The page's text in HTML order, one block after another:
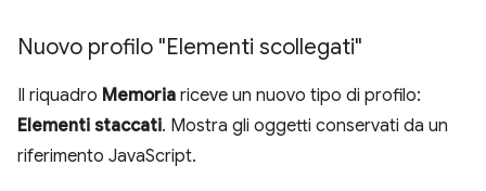
Nuovo profilo "Elementi scollegati"
Il riquadro Memoria riceve un nuovo tipo di profilo:
Elementi staccati. Mostra gli oggetti conservati da un
riferimento JavaScript.